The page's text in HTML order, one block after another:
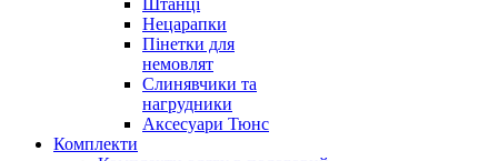
Штанці
Нецарапки
Пінетки для
немовлят
Слинявчики та
нагрудники
Аксесуари Тюнс
Комплекти